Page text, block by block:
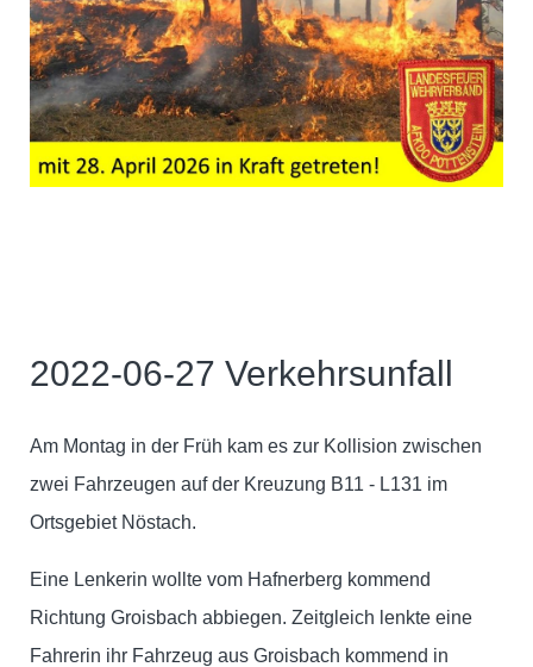
2022-06-27 Verkehrsunfall
Am Montag in der Früh kam es zur Kollision zwischen
zwei Fahrzeugen auf der Kreuzung B11 - L131 im
Ortsgebiet Nöstach.
Eine Lenkerin wollte vom Hafnerberg kommend
Richtung Groisbach abbiegen. Zeitgleich lenkte eine
Fahrerin ihr Fahrzeug aus Groisbach kommend in